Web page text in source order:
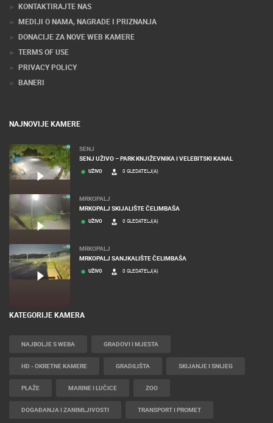
KONTAKTIRAJTE NAS
MEDIJI O NAMA, NAGRADE I PRIZNANJA
DONACIJE ZA NOVE WEB KAMERE
TERMS OF USE
PRIVACY POLICY
BANERI
NAJNOVIJE KAMERE
SENJ
SENJ UŽIVO – PARK KNJIŽEVNIKA I VELEBITSKI KANAL
UŽIVO 0 GLEDATELJ(A)
MRKOPALJ
MRKOPALJ SKIJALIŠTE ČELIMBAŠA
UŽIVO 0 GLEDATELJ(A)
MRKOPALJ
MRKOPALJ SANJKALIŠTE ČELIMBAŠA
UŽIVO 0 GLEDATELJ(A)
KATEGORIJE KAMERA
NAJBOLJE S WEBA GRADOVI I MJESTA
HD - OKRETNE KAMERE GRADILIŠTA SKIJANJE I SNIJEG
PLAŽE MARINE I LUČICE ZOO
DOGAĐANJA I ZANIMLJIVOSTI TRANSPORT I PROMET